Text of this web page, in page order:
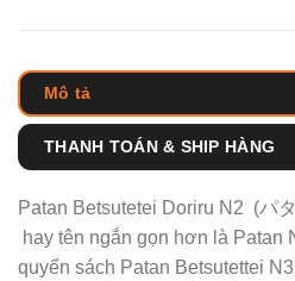
Mô tả
THANH TOÁN & SHIP HÀNG
Patan Betsutetei Doriru N2 (パ
hay tên ngắn gọn hơn là
quyển sách Patan Betsutettei